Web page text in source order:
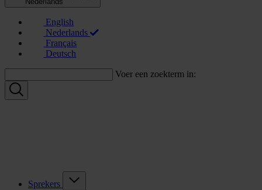
English
Nederlands
Français
Deutsch
Voer een zoekterm in:
Sprekers